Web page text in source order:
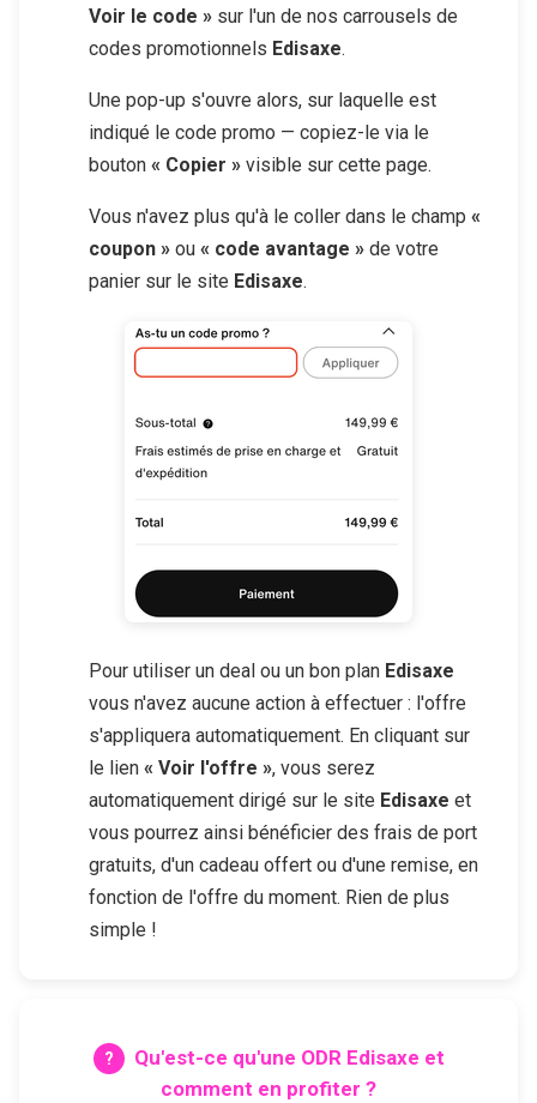
Voir le code » sur l'un de nos carrousels de
codes promotionnels Edisaxe.
Une pop-up s'ouvre alors, sur laquelle est
indiqué le code promo — copiez-le via le
bouton « Copier » visible sur cette page.
Vous n'avez plus qu'à le coller dans le champ «
coupon » ou « code avantage » de votre
panier sur le site Edisaxe.
Pour utiliser un deal ou un bon plan Edisaxe
vous n'avez aucune action à effectuer : l'offre
s'appliquera automatiquement. En cliquant sur
le lien « Voir l'offre », vous serez
automatiquement dirigé sur le site Edisaxe et
vous pourrez ainsi bénéficier des frais de port
gratuits, d'un cadeau offert ou d'une remise, en
fonction de l'offre du moment. Rien de plus
simple !
Qu'est-ce qu'une ODR Edisaxe et
comment en profiter ?